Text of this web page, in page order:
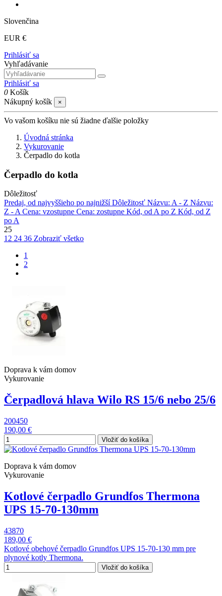
Slovenčina
EUR €
Prihlásiť sa
Vyhľadávanie
Prihlásiť sa
0 Košík
Nákupný košík
×
Vo vašom košíku nie sú žiadne ďalšie položky
Úvodná stránka
Vykurovanie
Čerpadlo do kotla
Čerpadlo do kotla
Dôležitosť
Predaj, od najvyššieho po najnižšíDôležitosť Názvu: A - Z Názvu:
Z - ACena: vzostupne Cena: zostupne Kód, od A po Z Kód, od Z
po A
25
12 24 36 Zobraziť všetko
1
2
Doprava k vám domov
Vykurovanie
Čerpadlová hlava Wilo RS 15/6 nebo 25/6
200450
190,00 €
Vložiť do košíka
Doprava k vám domov
Vykurovanie
Kotlové čerpadlo Grundfos Thermona
UPS 15-70-130mm
43870
189,00 €
Kotlové obehové čerpadlo Grundfos UPS 15-70-130 mm pre
plynové kotly Thermona.
Vložiť do košíka